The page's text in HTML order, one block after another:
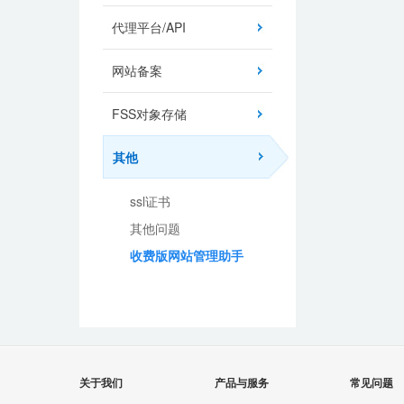
代理平台/API
网站备案
FSS对象存储
其他
ssl证书
其他问题
收费版网站管理助手
关于我们 产品与服务 常见问题